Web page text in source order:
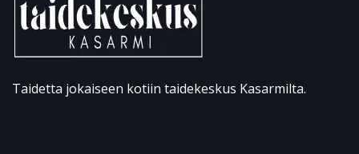
Taidetta jokaiseen kotiin taidekeskus Kasarmilta.